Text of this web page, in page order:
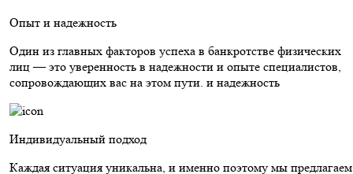
Опыт и надежность
Один из главных факторов успеха в банкротстве физических
лиц — это уверенность в надежности и опыте специалистов,
сопровождающих вас на этом пути. и надежность
Индивидуальный подход
Каждая ситуация уникальна, и именно поэтому мы предлагаем